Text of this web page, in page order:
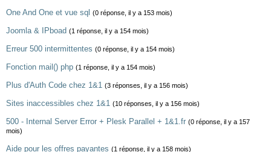
One And One et vue sql (0 réponse, il y a 153 mois)
Joomla & IPboad (1 réponse, il y a 154 mois)
Erreur 500 intermittentes (0 réponse, il y a 154 mois)
Fonction mail() php (1 réponse, il y a 154 mois)
Plus d'Auth Code chez 1&1 (3 réponses, il y a 156 mois)
Sites inaccessibles chez 1&1 (10 réponses, il y a 156 mois)
500 - Internal Server Error + Plesk Parallel + 1&1.fr (0 réponse, il y a 157
mois)
Aide pour les offres payantes (1 réponse, il y a 158 mois)